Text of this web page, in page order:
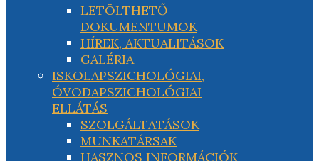
LETÖLTHETŐ
DOKUMENTUMOK
HÍREK, AKTUALITÁSOK
GALÉRIA
ISKOLAPSZICHOLÓGIAI,
ÓVODAPSZICHOLÓGIAI
ELLÁTÁS
SZOLGÁLTATÁSOK
MUNKATÁRSAK
HASZNOS INFORMÁCIÓK